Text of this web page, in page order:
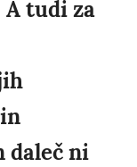
A tudi za
daleč ni